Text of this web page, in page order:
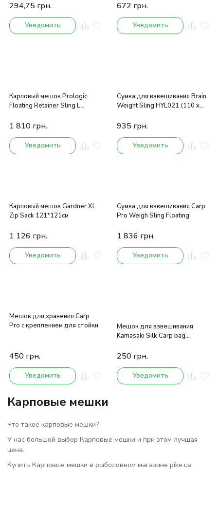
294,75 грн.
Уведомить
672 грн.
Уведомить
Карповый мешок Prologic
Floating Retainer Sling L
1 810 грн.
Уведомить
Сумка для взвешивания Brain
Weight Sling HYL021 (110 x
935 грн.
Уведомить
Карповый мешок Gardner XL
Zip Sack 121*121см
1 126 грн.
Уведомить
Сумка для взвешивания Carp
Pro Weigh Sling Floating
1 836 грн.
Уведомить
Мешок для хранения Carp
Pro с креплением для стойки
450 грн.
Уведомить
Мешок для взвешивания
Kamasaki Silk Carp bag
250 грн.
Уведомить
Карповые мешки
Что такое карповые мешки?
У нас большой выбор Карповые мешки и при этом лучшая
цена.
Купить Карповые мешки в рыболовном магазине pike.ua